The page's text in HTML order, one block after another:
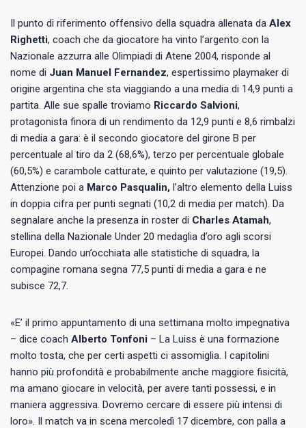
Il punto di riferimento offensivo della squadra allenata da Alex
Righetti, coach che da giocatore ha vinto l’argento con la
Nazionale azzurra alle Olimpiadi di Atene 2004, risponde al
nome di Juan Manuel Fernandez, espertissimo playmaker di
origine argentina che sta viaggiando a una media di 14,9 punti a
partita. Alle sue spalle troviamo Riccardo Salvioni,
protagonista finora di un rendimento da 12,9 punti e 8,6 rimbalzi
di media a gara: è il secondo giocatore del girone B per
percentuale al tiro da 2 (68,6%), terzo per percentuale globale
(60,5%) e carambole catturate, e quinto per valutazione (19,5).
Attenzione poi a Marco Pasqualin, l’altro elemento della Luiss
in doppia cifra per punti segnati (10,2 di media per match). Da
segnalare anche la presenza in roster di Charles Atamah,
stellina della Nazionale Under 20 medaglia d’oro agli scorsi
Europei. Dando un’occhiata alle statistiche di squadra, la
compagine romana segna 77,5 punti di media a gara e ne
subisce 72,7.
«E’ il primo appuntamento di una settimana molto impegnativa
– dice coach Alberto Tonfoni – La Luiss è una formazione
molto tosta, che per certi aspetti ci assomiglia. I capitolini
hanno più profondità e probabilmente anche maggiore fisicità,
ma amano giocare in velocità, per avere tanti possessi, e in
maniera aggressiva. Dovremo cercare di essere più intensi di
loro». Il match va in scena mercoledì 17 dicembre, con palla a